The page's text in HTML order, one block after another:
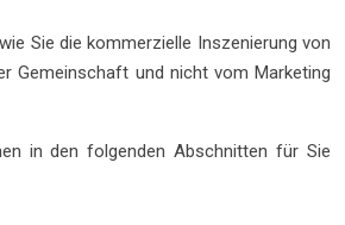
Sie die kommerzielle Inszenierung von
Gemeinschaft und nicht vom Marketing
in den folgenden Abschnitten für Sie